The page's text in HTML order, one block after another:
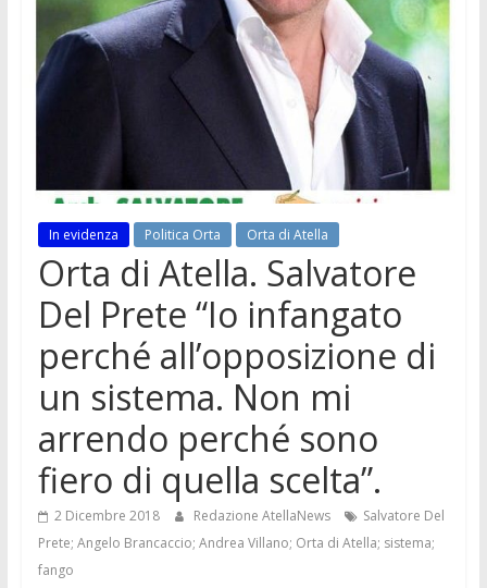
In evidenza Politica Orta Orta di Atella
Orta di Atella. Salvatore
Del Prete “Io infangato
perché all’opposizione di
un sistema. Non mi
arrendo perché sono
fiero di quella scelta”.
2 Dicembre 2018 Redazione AtellaNews
Salvatore Del
Prete; Angelo Brancaccio; Andrea Villano; Orta di Atella; sistema;
fango